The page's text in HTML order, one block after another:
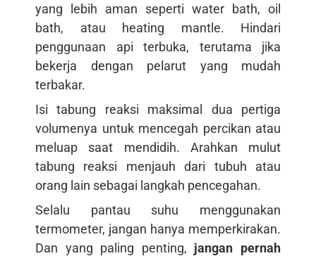
yang lebih aman seperti water bath, oil
bath, atau heating mantle. Hindari
penggunaan api terbuka, terutama jika
bekerja dengan pelarut yang mudah
terbakar.
Isi tabung reaksi maksimal dua pertiga
volumenya untuk mencegah percikan atau
meluap saat mendidih. Arahkan mulut
tabung reaksi menjauh dari tubuh atau
orang lain sebagai langkah pencegahan.
Selalu pantau suhu menggunakan
termometer, jangan hanya memperkirakan.
Dan yang paling penting, jangan pernah